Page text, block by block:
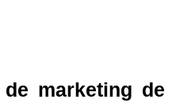
marketing de